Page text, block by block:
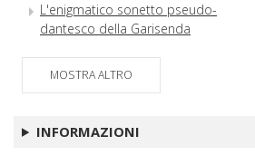
L'enigmatico sonetto pseudo-
dantesco della Garisenda
Sul grande semenzaio : qualche
proposta
MOSTRA ALTRO
INFORMAZIONI